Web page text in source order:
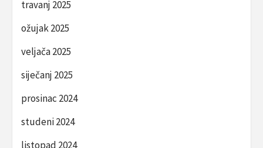
travanj 2025
ožujak 2025
veljača 2025
siječanj 2025
prosinac 2024
studeni 2024
listopad 2024